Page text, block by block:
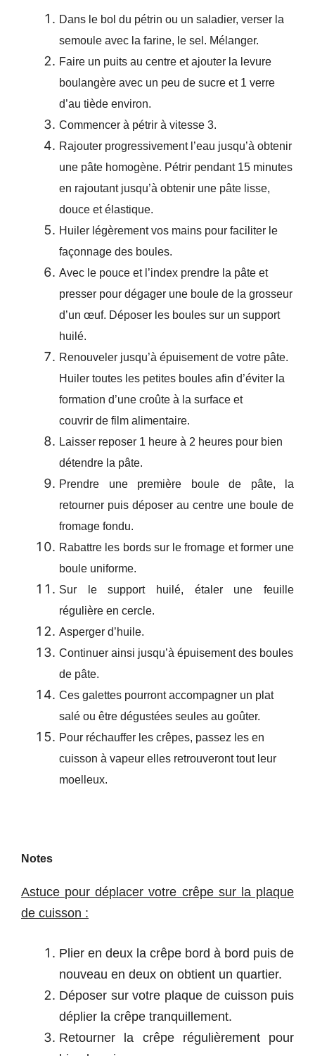
Dans le bol du pétrin ou un saladier, verser la
semoule avec la farine, le sel. Mélanger.
Faire un puits au centre et ajouter la levure
boulangère avec un peu de sucre et 1 verre
d’au tiède environ.
Commencer à pétrir à vitesse 3.
Rajouter progressivement l’eau jusqu’à obtenir
une pâte homogène. Pétrir pendant 15 minutes
en rajoutant jusqu’à obtenir une pâte lisse,
douce et élastique.
Huiler légèrement vos mains pour faciliter le
façonnage des boules.
Avec le pouce et l’index prendre la pâte et
presser pour dégager une boule de la grosseur
d’un œuf. Déposer les boules sur un support
huilé.
Renouveler jusqu’à épuisement de votre pâte.
Huiler toutes les petites boules afin d’éviter la
formation d’une croûte à la surface et
couvrir de film alimentaire.
Laisser reposer 1 heure à 2 heures pour bien
détendre la pâte.
Prendre une première boule de pâte, la
retourner puis déposer au centre une boule de
fromage fondu.
Rabattre les bords sur le fromage et former une
boule uniforme.
Sur le support huilé, étaler une feuille
régulière en cercle.
Asperger d’huile.
Continuer ainsi jusqu’à épuisement des boules
de pâte.
Ces galettes pourront accompagner un plat
salé ou être dégustées seules au goûter.
Pour réchauffer les crêpes, passez les en
cuisson à vapeur elles retrouveront tout leur
moelleux.
Notes
Astuce pour déplacer votre crêpe sur la plaque
de cuisson :
Plier en deux la crêpe bord à bord puis de
nouveau en deux on obtient un quartier.
Déposer sur votre plaque de cuisson puis
déplier la crêpe tranquillement.
Retourner la crêpe régulièrement pour